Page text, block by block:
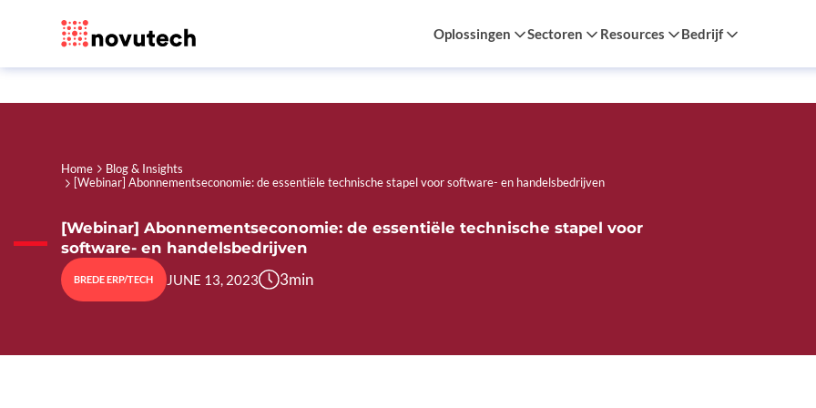
Oplossingen Sectoren Resources Bedrijf
Home
Blog & Insights
[Webinar] Abonnementseconomie: de essentiële technische stapel voor software- en handelsbedrijven
[Webinar] Abonnementseconomie: de essentiële technische stapel voor
software- en handelsbedrijven
BREDE ERP/TECH JUNE 13, 2023 3min